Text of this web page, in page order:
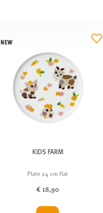
KIDS FARM
Plate 24 cm flat
€ 18,90
NEW